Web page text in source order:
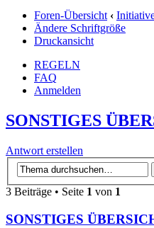
Foren-Übersicht ‹
Ändere Schriftgröße
Druckansicht
REGELN
FAQ
Anmelden
SONSTIGES
Antwort erstellen
3 Beiträge • Seite 1 von 1
SONSTIGES